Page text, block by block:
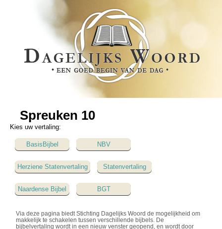
Spreuken 10
Kies uw vertaling:
BasisBijbel NBV
Herziene Statenvertaling Statenvertaling
Naardense Bijbel BGT
Via deze pagina biedt Stichting Dagelijks Woord de mogelijkheid om
makkelijk te schakelen tussen verschillende bijbels. De
bijbelvertaling wordt in een nieuw venster geopend, en wordt door